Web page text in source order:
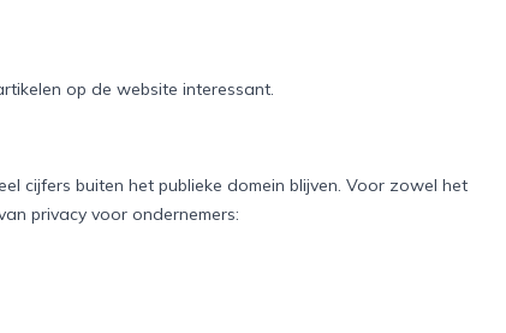
op de website interessant.
cijfers buiten het publieke domein blijven. Voor zowel het
privacy voor ondernemers: